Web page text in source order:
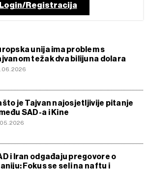
Login/Registracija
unija ima problem s
težak dva bilijuna dolara
je Tajvan najosjetljivije pitanje
SAD-a i Kine
i Iran odgađaju pregovore o
Fokus se seli na naftu i